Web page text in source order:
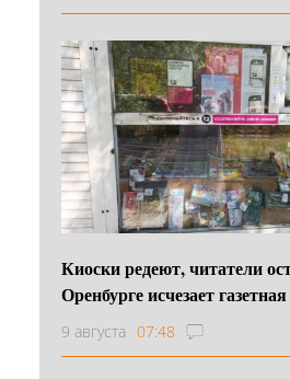
Киоски редеют, читатели
Оренбурге исчезает
9 августа 07:48